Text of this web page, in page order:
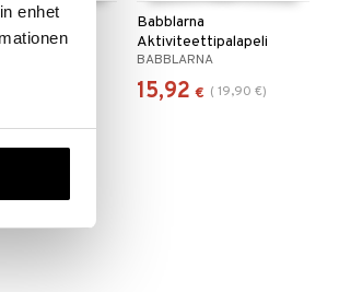
enhet
TV
Babblarna
Aktiviteettipalapeli
Minun Talossani
BABBLARNA
15,92 € ( 19,90 €)